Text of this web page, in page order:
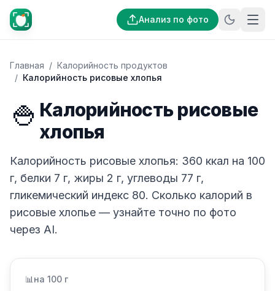
Анализ по фото
Главная / Калорийность продуктов
/ Калорийность рисовые хлопья
🍚 Калорийность рисовые
хлопья
Калорийность рисовые хлопья: 360 ккал на 100
г, белки 7 г, жиры 2 г, углеводы 77 г,
гликемический индекс 80. Сколько калорий в
рисовые хлопье — узнайте точно по фото
через AI.
📊 на 100 г